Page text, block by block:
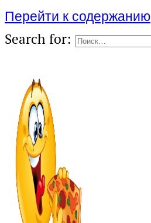
Перейти к содержанию
Search for: